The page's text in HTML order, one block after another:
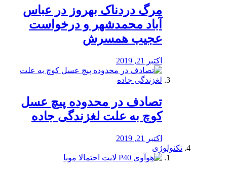
مرگ دردناک بهروز در عباس
آباد محمدشهر و درخواست
عجیب همسرش
اکتبر 21, 2019
تصادف در محدوده پیچ عسل
کوچ به علت لغزندگی جاده
اکتبر 21, 2019
تکنولوژی